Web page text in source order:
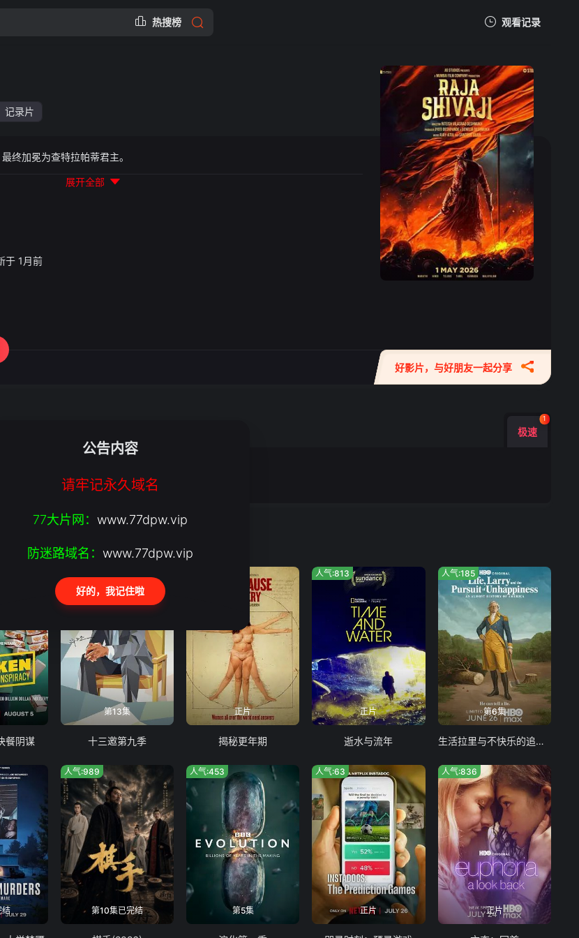
热搜榜 观看记录
暂无观看影片的记录
记录片
终加冕为查特拉帕蒂君主。
展开全部
于 1月前
好影片，与好朋友一起分享
极速
1
餐阴谋
第13集
十三邀第九季
正片
揭秘更年期
正片
人气:813
逝水与流年
第6集
人气:185
生活拉里与不快乐的追求 一部美国史
结 第10集已完结
人气:989
第5集
人气:453
正片
人气:63
正片
人气:836
公告内容
请牢记永久域名
77大片网： www.77dpw.vip
防迷路域名： www.77dpw.vip
好的，我记住啦